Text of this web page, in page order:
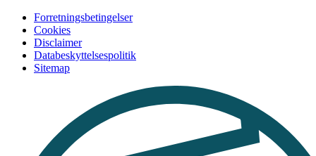
Forretningsbetingelser
Cookies
Disclaimer
Databeskyttelsespolitik
Sitemap